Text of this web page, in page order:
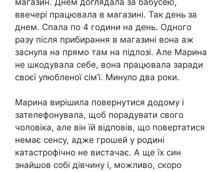
ввечері працювала в магазині. Так день за
днем. Спала по 4 години на день. Одного
разу після прибирання в магазині вона аж
заснула на прямо там на підлозі. Але Марина
не шкодувала себе, вона працювала заради
своєї улюбленої сім’ї. Минуло два роки.
Марина вирішила повернутися додому і
зателефонувала, щоб порадувати свого
чоловіка, але він їй відповів, що повертатися
немає сенсу, адже грошей у родині
катастрофічно не вистачає. А ще їх син
знайшов собі дівчину і, можливо, скоро